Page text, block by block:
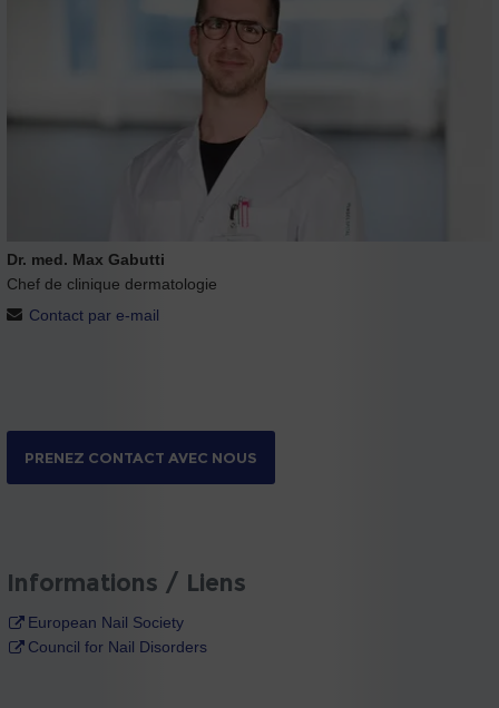
Dr. med. Max Gabutti
Chef de clinique dermatologie
Contact par e-mail
PRENEZ CONTACT AVEC NOUS
Informations / Liens
European Nail Society
Council for Nail Disorders